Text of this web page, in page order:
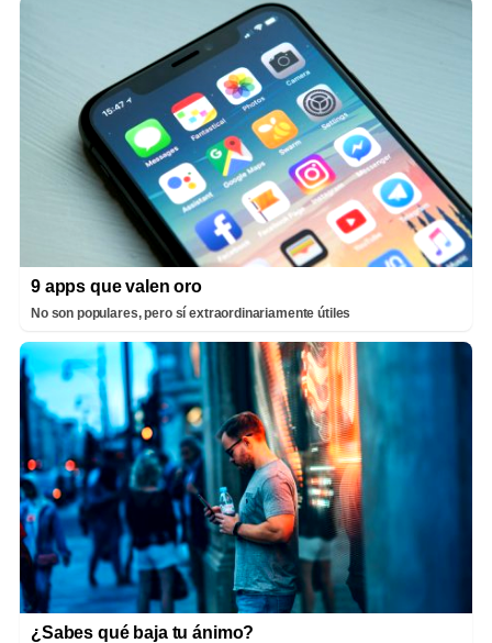
9 apps que valen oro
No son populares, pero sí extraordinariamente útiles
¿Sabes qué baja tu ánimo?